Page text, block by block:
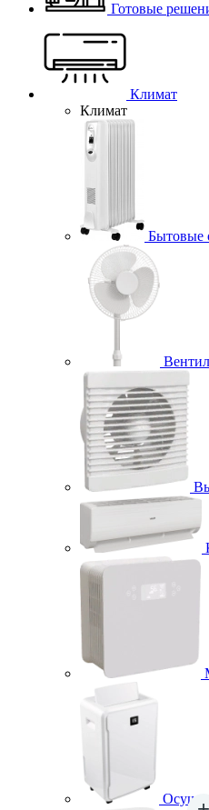
Готовые
Климат
Климат
Бытовые